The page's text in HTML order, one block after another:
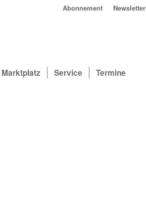
Abonnement Newsletter
Marktplatz Service Termine